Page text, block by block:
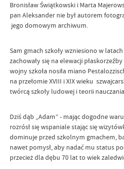
Bronisław Świątkowski i Marta
pan Aleksander nie był autorem
jego domowym archiwum.
Sam gmach szkoły wzniesiono w
zachowały się na elewacji
wojny szkoła nosiła miano
na przełomie XVIII i XIX wieku
twórcą szkoły ludowej i teorii
Dziś dąb „Adam” - mając dogodne
rozrósł się wspaniale stając się
dominuje przed szkolnym gmachem,
nawet pomysł, aby nadać mu status
przecież dla dębu 70 lat to wiek